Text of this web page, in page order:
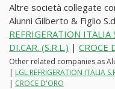
Altre società collegate
Alunni Gilberto & Figlio
REFRIGERATION ITALIA
DI.CAR. (S.R.L.) | CROCE
Other related companies as
| LGL REFRIGERATION ITALIA
| CROCE D'ORO